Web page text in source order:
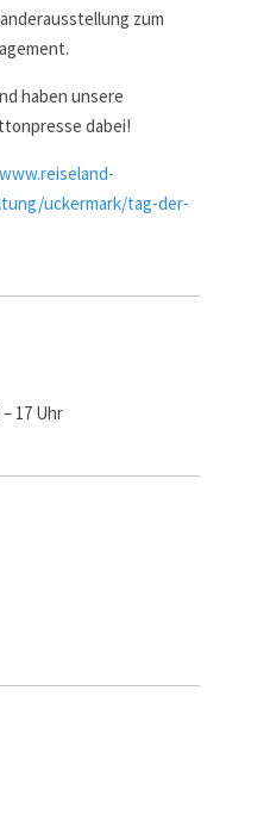
zum
haben unsere
dabei!
www.reiseland-
uckermark/tag-der-
– 17 Uhr